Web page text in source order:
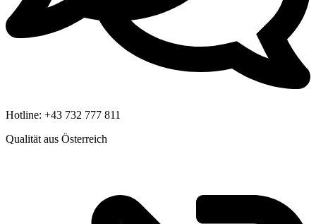
Hotline: +43 732 777 811
Qualität aus Österreich